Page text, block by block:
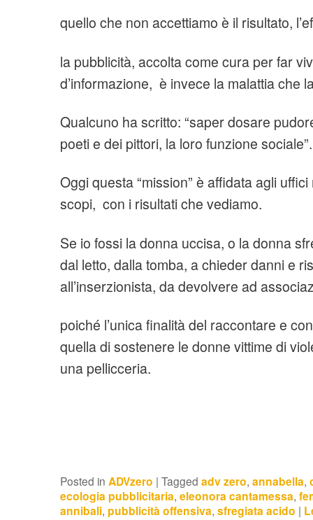
quello che non accettiamo è il risultato,
la pubblicità, accolta come cura per far
d’informazione, è invece la malattia che
Qualcuno ha scritto: “saper dosare
poeti e dei pittori, la loro funzione sociale”.
Oggi questa “mission” è affidata agli
scopi, con i risultati che vediamo.
Se io fossi la donna uccisa, o la donna
dal letto, dalla tomba, a chieder danni e
all’inserzionista, da devolvere ad
poiché l’unica finalità del raccontare e
quella di sostenere le donne vittime di
una pellicceria.
Posted in ADVzero | Tagged adv zero, annabella,
ecologia pubblicitaria, eleonora cantamessa,
annibali, pubblicità offensiva, sfregiata acido |